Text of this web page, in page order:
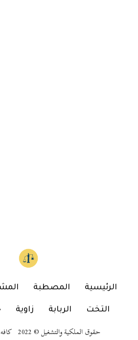
الرئيسية المصطبة
التخت الربابة زاوية
حقوق الملكية والتشغيل © 2022 كافه الحقوق محفوظة